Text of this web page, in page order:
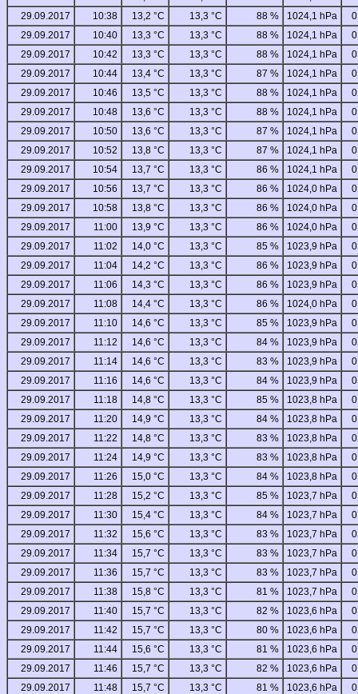
29.09.2017
10:38 13,2 °C 13,3 °C 88 % 1024,1 hPa
29.09.2017
10:40 13,3 °C 13,3 °C 88 % 1024,1 hPa
29.09.2017
10:42 13,3 °C 13,3 °C 88 % 1024,1 hPa
29.09.2017
10:44 13,4 °C 13,3 °C 87 % 1024,1 hPa
29.09.2017
10:46 13,5 °C 13,3 °C 88 % 1024,1 hPa
29.09.2017
10:48 13,6 °C 13,3 °C 88 % 1024,1 hPa
29.09.2017
10:50 13,6 °C 13,3 °C 87 % 1024,1 hPa
29.09.2017
10:52 13,8 °C 13,3 °C 87 % 1024,1 hPa
29.09.2017
10:54 13,7 °C 13,3 °C 86 % 1024,1 hPa
29.09.2017
10:56 13,7 °C 13,3 °C 86 % 1024,0 hPa
29.09.2017
10:58 13,8 °C 13,3 °C 86 % 1024,0 hPa
29.09.2017
11:00 13,9 °C 13,3 °C 86 % 1024,0 hPa
29.09.2017
11:02 14,0 °C 13,3 °C 85 % 1023,9 hPa
29.09.2017
11:04 14,2 °C 13,3 °C 86 % 1023,9 hPa
29.09.2017
11:06 14,3 °C 13,3 °C 86 % 1023,9 hPa
29.09.2017
11:08 14,4 °C 13,3 °C 86 % 1024,0 hPa
29.09.2017
11:10 14,6 °C 13,3 °C 85 % 1023,9 hPa
29.09.2017
11:12 14,6 °C 13,3 °C 84 % 1023,9 hPa
29.09.2017
11:14 14,6 °C 13,3 °C 83 % 1023,9 hPa
29.09.2017
11:16 14,6 °C 13,3 °C 84 % 1023,9 hPa
29.09.2017
11:18 14,8 °C 13,3 °C 85 % 1023,8 hPa
29.09.2017
11:20 14,9 °C 13,3 °C 84 % 1023,8 hPa
29.09.2017
11:22 14,8 °C 13,3 °C 83 % 1023,8 hPa
29.09.2017
11:24 14,9 °C 13,3 °C 83 % 1023,8 hPa
29.09.2017
11:26 15,0 °C 13,3 °C 84 % 1023,8 hPa
29.09.2017
11:28 15,2 °C 13,3 °C 85 % 1023,7 hPa
29.09.2017
11:30 15,4 °C 13,3 °C 84 % 1023,7 hPa
29.09.2017
11:32 15,6 °C 13,3 °C 83 % 1023,7 hPa
29.09.2017
11:34 15,7 °C 13,3 °C 83 % 1023,7 hPa
29.09.2017
11:36 15,7 °C 13,3 °C 83 % 1023,7 hPa
29.09.2017
11:38 15,8 °C 13,3 °C 81 % 1023,7 hPa
29.09.2017
11:40 15,7 °C 13,3 °C 82 % 1023,6 hPa
29.09.2017
11:42 15,7 °C 13,3 °C 80 % 1023,6 hPa
29.09.2017
11:44 15,6 °C 13,3 °C 81 % 1023,6 hPa
29.09.2017
11:46 15,7 °C 13,3 °C 82 % 1023,6 hPa
29.09.2017
11:48 15,7 °C 13,3 °C 81 % 1023,6 hPa